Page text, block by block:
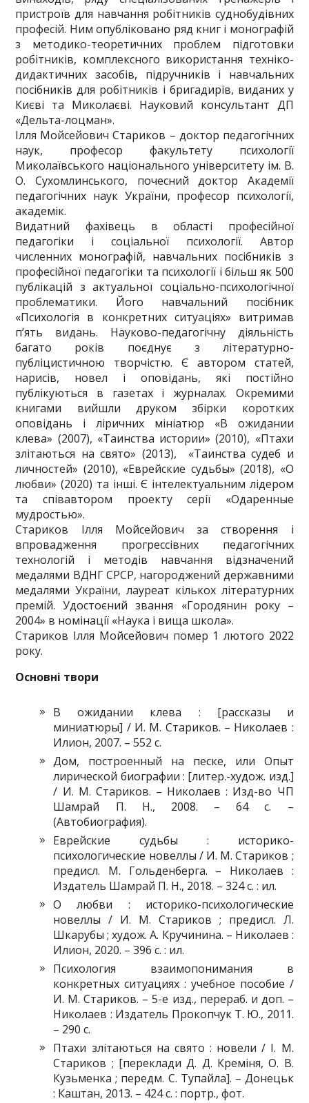
пристроїв для навчання робітників суднобудівних
професій. Ним опубліковано ряд книг і монографій
з методико-теоретичних проблем підготовки
робітників, комплексного використання техніко-
дидактичних засобів, підручників і навчальних
посібників для робітників і бригадирів, виданих у
Києві та Миколаєві. Науковий консультант ДП
«Дельта-лоцман».
Ілля Мойсейович Стариков – доктор педагогічних
наук, професор факультету психології
Миколаївського національного університету ім. В.
О. Сухомлинського, почесний доктор Академії
педагогічних наук України, професор психології,
академік.
Видатний фахівець в області професійної
педагогіки і соціальної психології. Автор
численних монографій, навчальних посібників з
професійної педагогіки та психології і більш як 500
публікацій з актуальної соціально-психологічної
проблематики. Його навчальний посібник
«Психологія в конкретних ситуаціях» витримав
п’ять видань. Науково-педагогічну діяльність
багато років поєднує з літературно-
публіцистичною творчістю. Є автором статей,
нарисів, новел і оповідань, які постійно
публікуються в газетах і журналах. Окремими
книгами вийшли друком збірки коротких
оповідань і ліричних мініатюр «В ожидании
клева» (2007), «Таинства истории» (2010), «Птахи
злітаються на свято» (2013), «Таинства судеб и
личностей» (2010), «Еврейские судьбы» (2018), «О
любви» (2020) та інші. Є інтелектуальним лідером
та співавтором проекту серії «Одаренные
мудростью».
Стариков Ілля Мойсейович за створення і
впровадження прогрессівних педагогічних
технологій і методів навчання відзначений
медалями ВДНГ СРСР, нагороджений державними
медалями України, лауреат кількох літературних
премій. Удостоєний звання «Городянин року –
2004» в номінації «Наука і вища школа».
Стариков Ілля Мойсейович помер 1 лютого 2022
року.
Основні твори
В ожидании клева : [рассказы и
миниатюры] / И. М. Стариков. – Николаев :
Илион, 2007. – 552 с.
Дом, построенный на песке, или Опыт
лирической биографии : [литер.-худож. изд.]
/ И. М. Стариков. – Николаев : Изд-во ЧП
Шамрай П. Н., 2008. – 64 с. –
(Автобиография).
Еврейские судьбы : историко-
психологические новеллы / И. М. Стариков ;
предисл. М. Гольденберга. – Николаев :
Издатель Шамрай П. Н., 2018. – 324 с. : ил.
О любви : историко-психологические
новеллы / И. М. Стариков ; предисл. Л.
Шкарубы ; худож. А. Кручинина. – Николаев :
Илион, 2020. – 396 с. : ил.
Психология взаимопонимания в
конкретных ситуациях : учебное пособие /
И. М. Стариков. – 5-е изд., перераб. и доп. –
Николаев : Издатель Прокопчук Т. Ю., 2011.
– 290 с.
Птахи злітаються на свято : новели / І. М.
Стариков ; [переклади Д. Д. Креміня, О. В.
Кузьменка ; передм. С. Тупайла]. – Донецьк
: Каштан, 2013. – 424 с. : портр., фот.